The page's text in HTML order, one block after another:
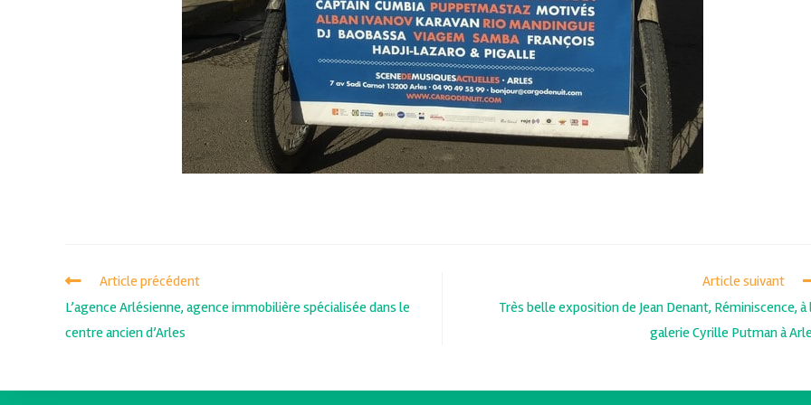
Article précédent
L’agence Arlésienne, agence immobilière spécialisée dans le
centre ancien d’Arles
Article suivant
Très belle exposition de Jean Denant, Réminiscence, à
galerie Cyrille Putman à